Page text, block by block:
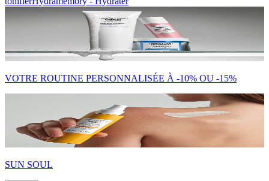
VOTRE ROUTINE PERSONNALISÉE À -10% OU -15%
SUN SOUL